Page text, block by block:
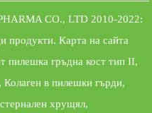
CO., LTD 2010-2022:
продукти. Карта на сайта
пилешка гръдна кост тип II,
, Колаген в пилешки гърди,
хрущял,